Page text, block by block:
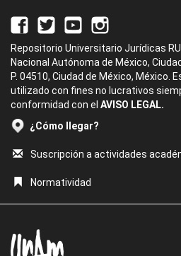
Repositorio Universitario Jurídicas
Nacional Autónoma de México,
P. 04510, Ciudad de México, México.
utilizado con fines no lucrativos
conformidad con el AVISO LEGAL.
¿Cómo llegar?
Suscripción a actividades
Normatividad